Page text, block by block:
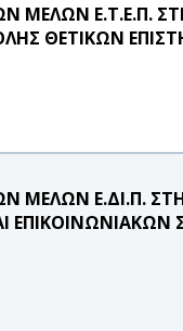
ΜΕΛΩΝ Ε.Τ.Ε.Π.
ΘΕΤΙΚΩΝ
ΜΕΛΩΝ Ε.ΔΙ.Π. ΣΤΗ